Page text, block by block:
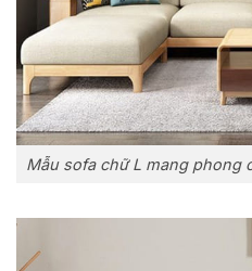
Mẫu sofa chữ L mang phong